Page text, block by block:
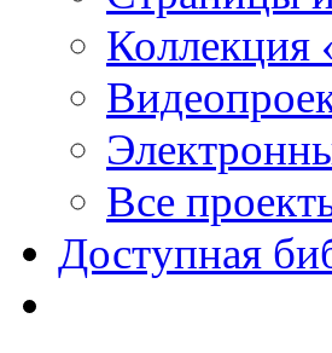
Коллекция
Все
Доступная